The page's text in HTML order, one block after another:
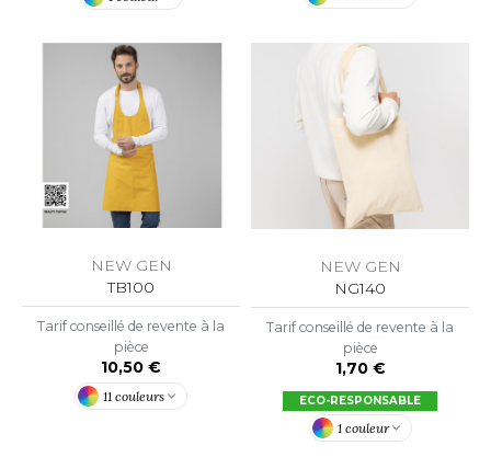
MILL
NEW GEN
TB100
Tarif conseillé de revente à la
pièce
10,50 €
11 couleurs
NEW GEN
NG140
Tarif conseillé de revente à la
pièce
1,70 €
ECO-RESPONSABLE
1 couleur